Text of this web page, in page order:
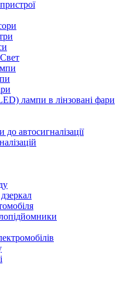
лампи в лінзовані фари
до автосигналізації